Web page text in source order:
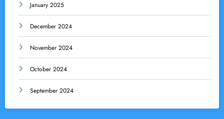
January 2025
December 2024
November 2024
October 2024
September 2024